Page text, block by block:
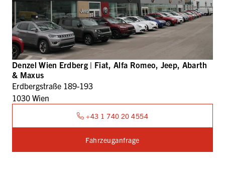
Denzel Wien Erdberg | Fiat, Alfa Romeo, Jeep, Abarth
& Maxus
Erdbergstraße 189-193
1030 Wien
+43 1 740 20 4554
Fahrzeuganfrage